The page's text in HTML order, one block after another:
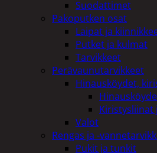
Suodattimet
Pakoputken osat
Laipat ja
Putket ja kulmat
Tarvikkeet
Perävaunutarvikkeet
Hinausköydet,
Kiristysliinat
Valot
Rengas ja -
Pukit ja tunkit